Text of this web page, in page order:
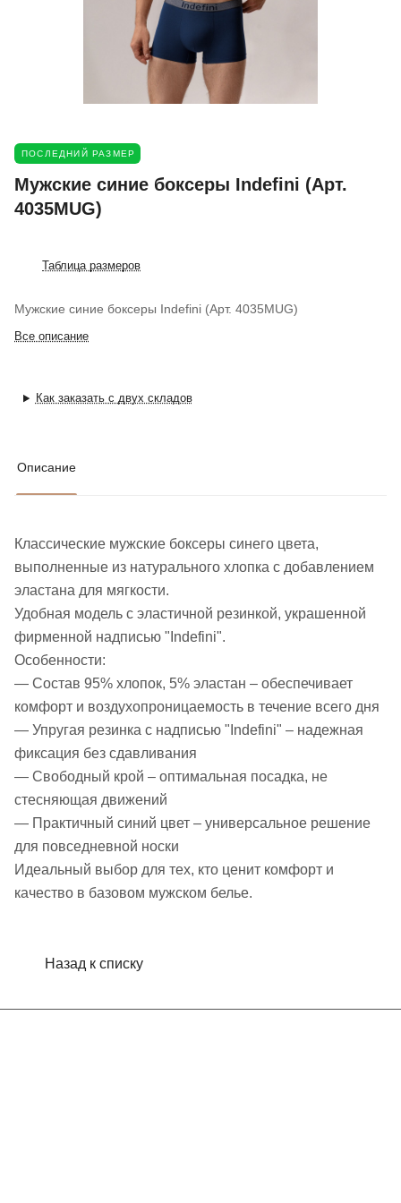
ПОСЛЕДНИЙ РАЗМЕР
Мужские синие боксеры Indefini (Арт.
4035MUG)
Таблица размеров
Мужские синие боксеры Indefini (Арт. 4035MUG)
Все описание
Как заказать с двух складов
Описание
Классические мужские боксеры синего цвета,
выполненные из натурального хлопка с добавлением
эластана для мягкости.
Удобная модель с эластичной резинкой, украшенной
фирменной надписью "Indefini".
Особенности:
— Состав 95% хлопок, 5% эластан – обеспечивает
комфорт и воздухопроницаемость в течение всего дня
— Упругая резинка с надписью "Indefini" – надежная
фиксация без сдавливания
— Свободный крой – оптимальная посадка, не
стесняющая движений
— Практичный синий цвет – универсальное решение
для повседневной носки
Идеальный выбор для тех, кто ценит комфорт и
качество в базовом мужском белье.
Назад к списку